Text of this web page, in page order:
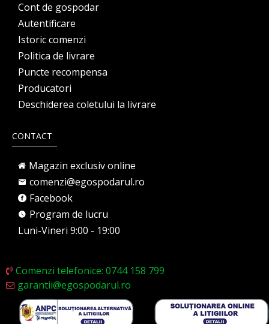
Cont de gospodar
Autentificare
Istoric comenzi
Politica de livrare
Puncte recompensa
Producatori
Deschiderea coletului la livrare
CONTACT
Magazin exclusiv online
comenzi@egospodarul.ro
Facebook
Program de lucru
Luni-Vineri 9:00 - 19:00
Comenzi telefonice: 0744 158 799
garantii@egospodarul.ro